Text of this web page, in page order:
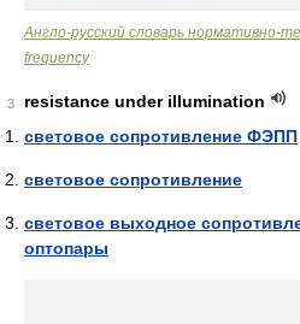
Англо-русский словарь нормативно-
frequency
3
resistance under illumination
световое сопротивление ФЭПП
световое сопротивление
световое выходное
оптопары